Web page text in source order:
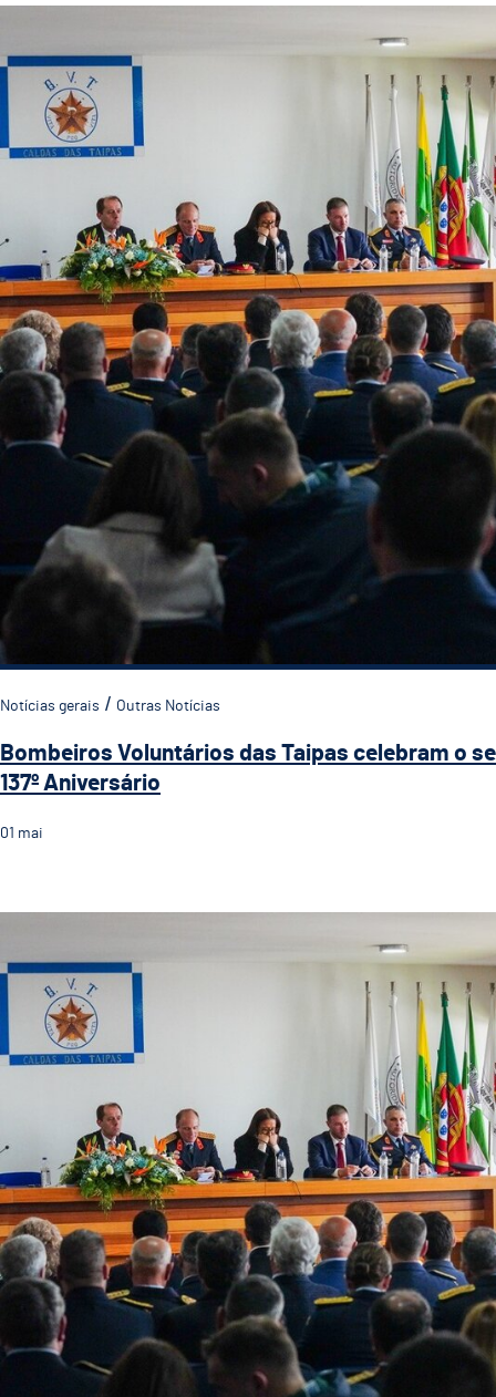
Notícias gerais Outras Notícias
Bombeiros Voluntários das Taipas celebram o
137º Aniversário
01 mai